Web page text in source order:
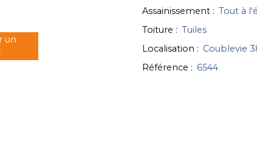
un
Assainissement : Tout à
Toiture : Tuiles
Localisation : Coublevie
Référence : 6544